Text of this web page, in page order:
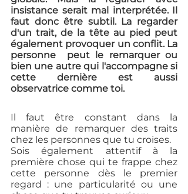
insistance serait mal interprétée. Il
faut donc être subtil. La regarder
d'un trait, de la tête au pied peut
également provoquer un conflit. La
personne  peut le remarquer ou
bien une autre qui l'accompagne si
cette dernière est aussi
observatrice comme toi.
Il faut être constant dans la
manière de remarquer des traits
chez les personnes que tu croises.
Sois également attentif à la
première chose qui te frappe chez
cette personne dès le premier
regard : une particularité ou une